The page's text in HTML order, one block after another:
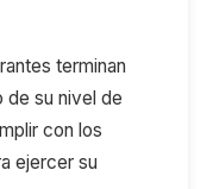
terminan
de su nivel de
con los
ejercer su